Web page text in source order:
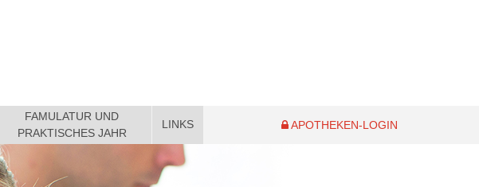
FAMULATUR UND
PRAKTISCHES JAHR
LINKS APOTHEKEN-LOGIN